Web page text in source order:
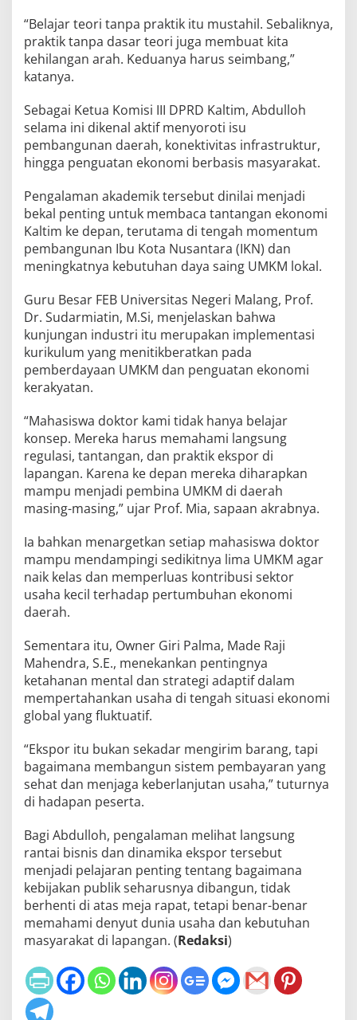
“Belajar teori tanpa praktik itu mustahil. Sebaliknya,
praktik tanpa dasar teori juga membuat kita
kehilangan arah. Keduanya harus seimbang,”
katanya.
Sebagai Ketua Komisi III DPRD Kaltim, Abdulloh
selama ini dikenal aktif menyoroti isu
pembangunan daerah, konektivitas infrastruktur,
hingga penguatan ekonomi berbasis masyarakat.
Pengalaman akademik tersebut dinilai menjadi
bekal penting untuk membaca tantangan ekonomi
Kaltim ke depan, terutama di tengah momentum
pembangunan Ibu Kota Nusantara (IKN) dan
meningkatnya kebutuhan daya saing UMKM lokal.
Guru Besar FEB Universitas Negeri Malang, Prof.
Dr. Sudarmiatin, M.Si, menjelaskan bahwa
kunjungan industri itu merupakan implementasi
kurikulum yang menitikberatkan pada
pemberdayaan UMKM dan penguatan ekonomi
kerakyatan.
“Mahasiswa doktor kami tidak hanya belajar
konsep. Mereka harus memahami langsung
regulasi, tantangan, dan praktik ekspor di
lapangan. Karena ke depan mereka diharapkan
mampu menjadi pembina UMKM di daerah
masing-masing,” ujar Prof. Mia, sapaan akrabnya.
Ia bahkan menargetkan setiap mahasiswa doktor
mampu mendampingi sedikitnya lima UMKM agar
naik kelas dan memperluas kontribusi sektor
usaha kecil terhadap pertumbuhan ekonomi
daerah.
Sementara itu, Owner Giri Palma, Made Raji
Mahendra, S.E., menekankan pentingnya
ketahanan mental dan strategi adaptif dalam
mempertahankan usaha di tengah situasi ekonomi
global yang fluktuatif.
“Ekspor itu bukan sekadar mengirim barang, tapi
bagaimana membangun sistem pembayaran yang
sehat dan menjaga keberlanjutan usaha,” tuturnya
di hadapan peserta.
Bagi Abdulloh, pengalaman melihat langsung
rantai bisnis dan dinamika ekspor tersebut
menjadi pelajaran penting tentang bagaimana
kebijakan publik seharusnya dibangun, tidak
berhenti di atas meja rapat, tetapi benar-benar
memahami denyut dunia usaha dan kebutuhan
masyarakat di lapangan. (Redaksi)